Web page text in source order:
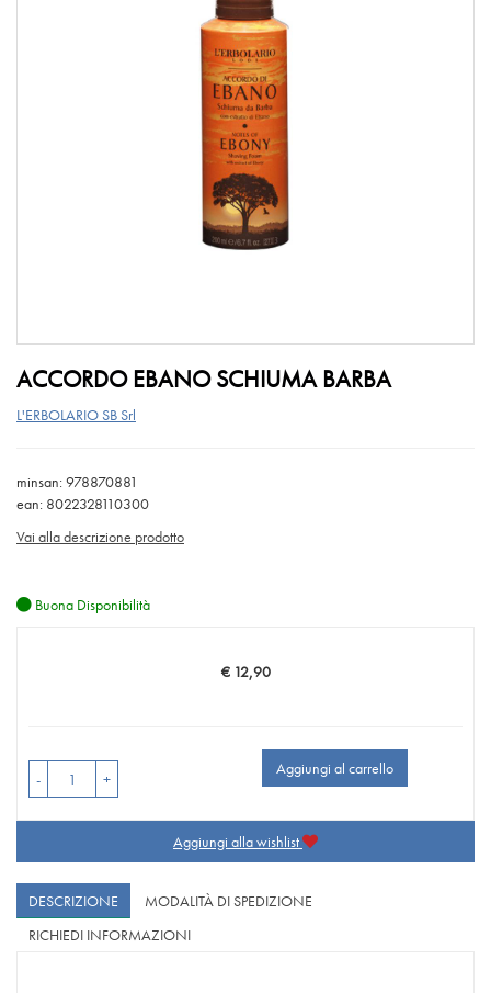
ACCORDO EBANO SCHIUMA BARBA
L'ERBOLARIO SB Srl
minsan: 978870881
ean: 8022328110300
Vai alla descrizione prodotto
Buona Disponibilità
Prezzo
€ 12,90
- +
Aggiungi al carrello
Aggiungi alla wishlist
DESCRIZIONE
MODALITÀ DI SPEDIZIONE
RICHIEDI INFORMAZIONI